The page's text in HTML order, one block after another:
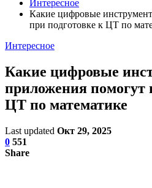
Интересное
Какие цифровые
при подготовке к ЦТ по
Интересное
Какие цифровые
приложения помогут
ЦТ по математике
Last updated Окт 29, 2025
0 551
Share